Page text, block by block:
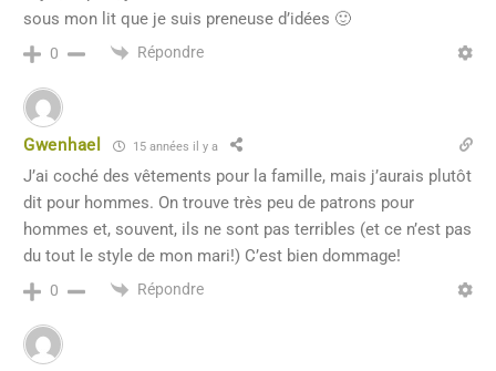
sous mon lit que je suis preneuse d’idées 🙂
0 Répondre
Gwenhael 15 années il y a
J’ai coché des vêtements pour la famille, mais j’aurais plutôt
dit pour hommes. On trouve très peu de patrons pour
hommes et, souvent, ils ne sont pas terribles (et ce n’est pas
du tout le style de mon mari!) C’est bien dommage!
0 Répondre